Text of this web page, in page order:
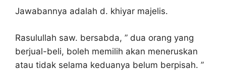
Jawabannya adalah d. khiyar majelis.
Rasulullah saw. bersabda, ” dua orang yang
berjual-beli, boleh memilih akan meneruskan
atau tidak selama keduanya belum berpisah. ”